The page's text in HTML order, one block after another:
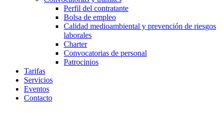
Perfil del contratante
Bolsa de empleo
Calidad medioambiental y prevención de riesgos
laborales
Charter
Convocatorias de personal
Patrocinios
Tarifas
Servicios
Eventos
Contacto